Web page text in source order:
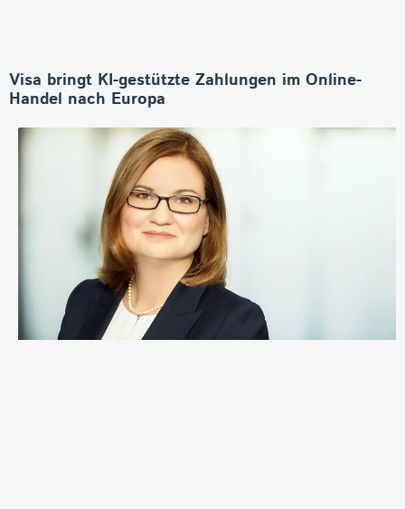
Visa bringt KI-gestützte Zahlungen im Online-
Handel nach Europa